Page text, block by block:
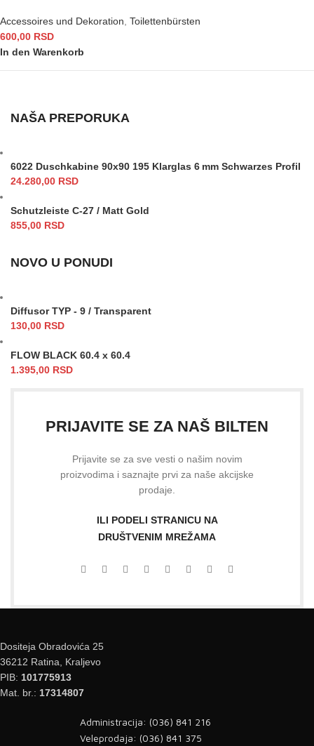
Accessoires und Dekoration Toilettenbürsten
600,00 RSD
In den Warenkorb
NAŠA PREPORUKA
6022 Duschkabine 90x90 195 Klarglas 6 mm Schwarzes Profil
24.280,00 RSD
Schutzleiste C-27 / Matt Gold
855,00 RSD
NOVO U PONUDI
Diffusor TYP - 9 / Transparent
130,00 RSD
FLOW BLACK 60.4 x 60.4
1.395,00 RSD
PRIJAVITE SE ZA NAŠ BILTEN
Prijavite se za sve vesti o našim novim
proizvodima i saznajte prvi za naše akcijske
prodaje.
ILI PODELI STRANICU NA
DRUŠTVENIM MREŽAMA
Dositeja Obradovića 25
36212 Ratina, Kraljevo
PIB: 101775913
Mat. br.: 17314807
Administracija: (036) 841 216
Veleprodaja: (036) 841 375